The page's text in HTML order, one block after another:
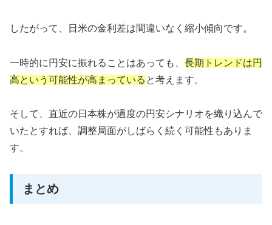
したがって、日米の金利差は間違いなく縮小傾向です。
一時的に円安に振れることはあっても、 長期トレンドは円
高という 可能性が高まっている と考えます。
そして、直近の日本株が過度の円安シナリオを織り込んで
いたとすれば、調整局面がしばらく続く可能性もありま
す。
まとめ